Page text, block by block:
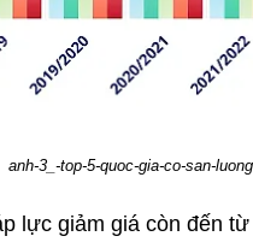
anh-3_-top-5-quoc-gia-co-san-
lực giảm giá còn đến